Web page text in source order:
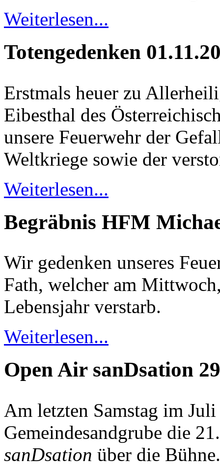
Weiterlesen...
Totengedenken
Erstmals heuer zu
Eibesthal des
unsere Feuerwehr der
Weltkriege sowie der
Weiterlesen...
Begräbnis HFM
Wir gedenken unseres
Fath, welcher am
Lebensjahr verstarb.
Weiterlesen...
Open Air sanDsation
Am letzten Samstag im
Gemeindesandgrube die
sanDsation über die Bühne.